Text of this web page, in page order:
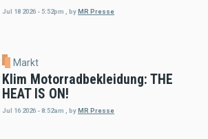
Jul 18 2026 - 5:52pm , by MR Presse
Markt
Klim Motorradbekleidung: THE
HEAT IS ON!
Jul 16 2026 - 8:52am byMR Presse